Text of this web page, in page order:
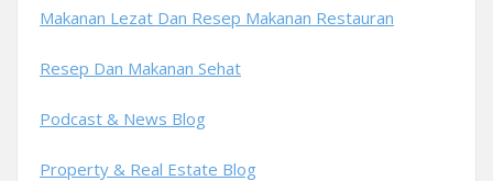
Makanan Lezat Dan Resep Makanan Restauran
Resep Dan Makanan Sehat
Podcast & News Blog
Property & Real Estate Blog